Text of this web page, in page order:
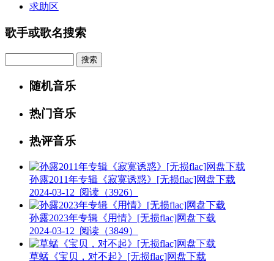
求助区
歌手或歌名搜索
随机音乐
热门音乐
热评音乐
孙露2011年专辑《寂寞诱惑》[无损flac]网盘下载
2024-03-12 阅读（3926）
孙露2023年专辑《用情》[无损flac]网盘下载
2024-03-12 阅读（3849）
草蜢《宝贝，对不起》[无损flac]网盘下载